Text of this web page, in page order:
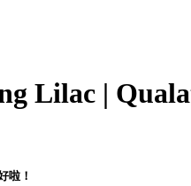
Lilac |
啦！